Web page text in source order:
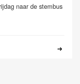
naar de stembus